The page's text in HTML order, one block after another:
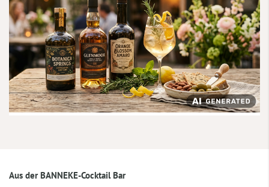
Aus der BANNEKE-Cocktail Bar